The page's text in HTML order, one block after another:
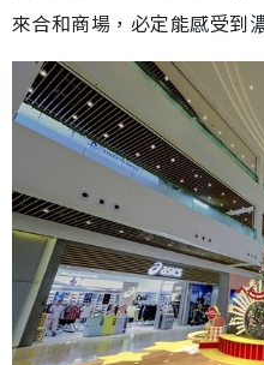
來合和商場，必定能感受到